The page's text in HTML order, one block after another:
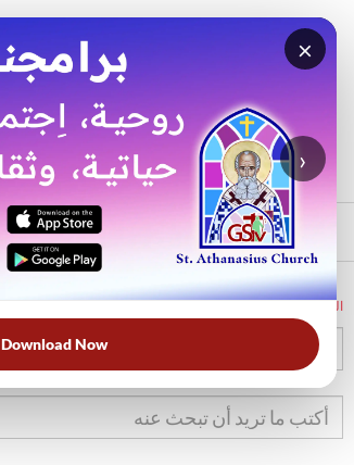
×
›
Download Now
الرئيسية